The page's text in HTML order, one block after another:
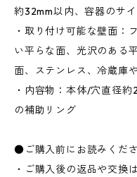
約32mm以内、容器のサ
・取り付け可能な壁面：
い平らな面、光沢のある
面、ステンレス、冷蔵庫
・内容物：本体/穴直径
の補助リング
●ご購入前にお読みくだ
・ご購入後の返品や交換